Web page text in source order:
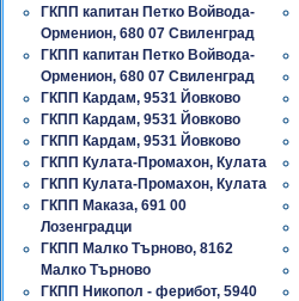
ГКПП капитан Петко Войвода-
Орменион, 680 07 Свиленград
ГКПП капитан Петко Войвода-
Орменион, 680 07 Свиленград
ГКПП Кардам, 9531 Йовково
ГКПП Кардам, 9531 Йовково
ГКПП Кардам, 9531 Йовково
ГКПП Кулата-Промахон, Кулата
ГКПП Кулата-Промахон, Кулата
ГКПП Маказа, 691 00
Лозенградци
ГКПП Малко Търново, 8162
Малко Търново
ГКПП Никопол - ферибот, 5940